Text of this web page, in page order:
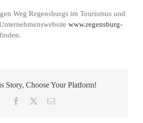
Weg Regensburgs im Tourismus und
www.regensburg-
Story, Choose Your Platform!
Facebook
E-